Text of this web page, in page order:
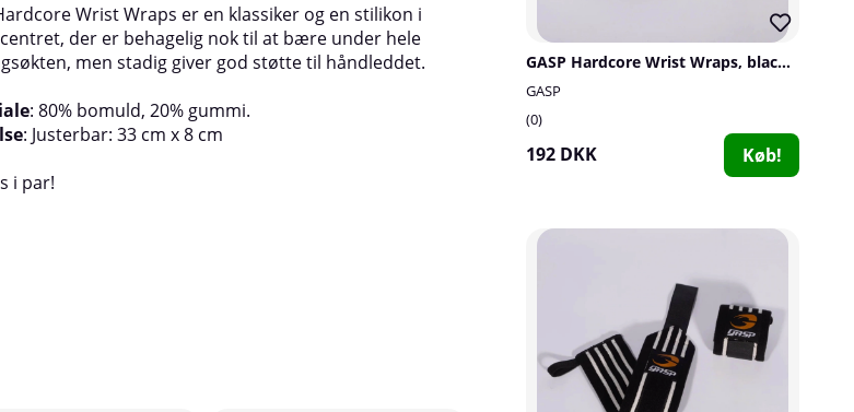
GASP Hardcore Wrist Wraps, black/green
GASP
0
192 DKK Køb!
Wrist Wraps er en klassiker og en stilikon i
der er behagelig nok til at bære under hele
men stadig giver god støtte til håndleddet.
: 80% bomuld, 20% gummi.
: Justerbar: 33 cm x 8 cm
i par!